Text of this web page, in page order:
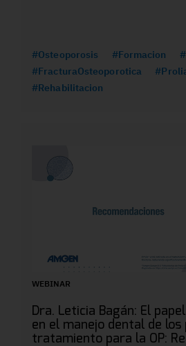
#Osteoporosis #Formacion
#FracturaOsteoporotica
#Rehabilitacion
WEBINAR
Dra. Leticia Bagán: El
en el manejo dental de los
tratamiento para la OP: